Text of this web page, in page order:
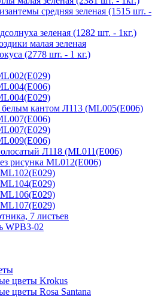
средняя зеленая (1515 шт. -
зеленая (1282 шт. - 1кг.)
малая зеленая
(2778 шт. - 1 кг.)
белым кантом Л113 (ML005(E006)
Л118 (ML011(E006)
рисунка ML012(E006)
7 листьев
WPB3-02
цветы Krokus
цветы Rosa Santana